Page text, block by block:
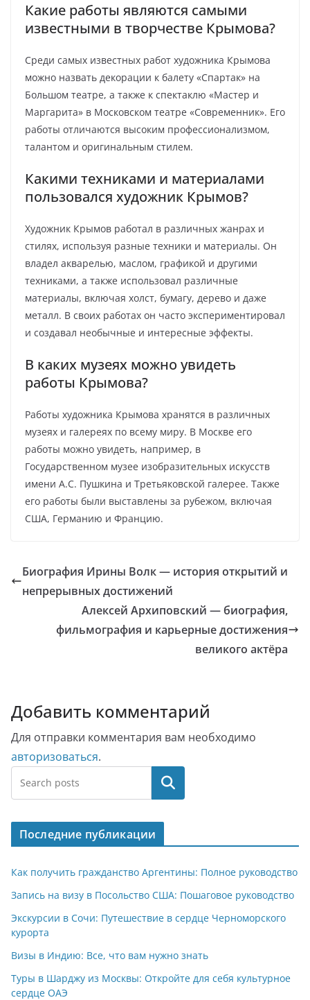
Какие работы являются самыми
известными в творчестве Крымова?
Среди самых известных работ художника Крымова
можно назвать декорации к балету «Спартак» на
Большом театре, а также к спектаклю «Мастер и
Маргарита» в Московском театре «Современник». Его
работы отличаются высоким профессионализмом,
талантом и оригинальным стилем.
Какими техниками и материалами
пользовался художник Крымов?
Художник Крымов работал в различных жанрах и
стилях, используя разные техники и материалы. Он
владел акварелью, маслом, графикой и другими
техниками, а также использовал различные
материалы, включая холст, бумагу, дерево и даже
металл. В своих работах он часто экспериментировал
и создавал необычные и интересные эффекты.
В каких музеях можно увидеть
работы Крымова?
Работы художника Крымова хранятся в различных
музеях и галереях по всему миру. В Москве его
работы можно увидеть, например, в
Государственном музее изобразительных искусств
имени А.С. Пушкина и Третьяковской галерее. Также
его работы были выставлены за рубежом, включая
США, Германию и Францию.
Биография Ирины Волк — история открытий и
непрерывных достижений
Алексей Архиповский — биография,
фильмография и карьерные достижения
великого актёра
Добавить комментарий
Для отправки комментария вам необходимо
авторизоваться.
Поиск
Последние публикации
Как получить гражданство Аргентины: Полное руководство
Запись на визу в Посольство США: Пошаговое руководство
Экскурсии в Сочи: Путешествие в сердце Черноморского
курорта
Визы в Индию: Все, что вам нужно знать
Туры в Шарджу из Москвы: Откройте для себя культурное
сердце ОАЭ